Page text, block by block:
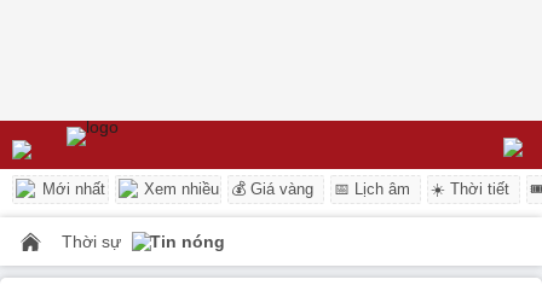
Mới nhất Xem nhiều 💰 Giá vàng 📅 Lịch âm ☀️ Thời tiết
Thời sự Tin nóng